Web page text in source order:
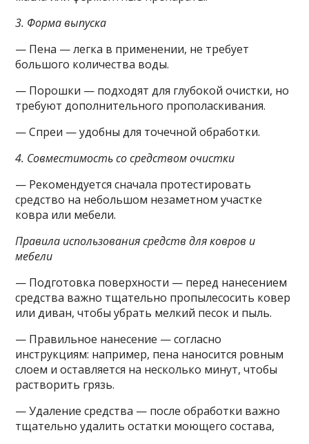
3. Форма выпуска
— Пена — легка в применении, не требует
большого количества воды.
— Порошки — подходят для глубокой очистки, но
требуют дополнительного прополаскивания.
— Спреи — удобны для точечной обработки.
4. Совместимость со средством очистки
— Рекомендуется сначала протестировать
средство на небольшом незаметном участке
ковра или мебели.
Правила использования средств для ковров и
мебели
— Подготовка поверхности — перед нанесением
средства важно тщательно пропылесосить ковер
или диван, чтобы убрать мелкий песок и пыль.
— Правильное нанесение — согласно
инструкциям: например, пена наносится ровным
слоем и оставляется на несколько минут, чтобы
растворить грязь.
— Удаление средства — после обработки важно
тщательно удалить остатки моющего состава,